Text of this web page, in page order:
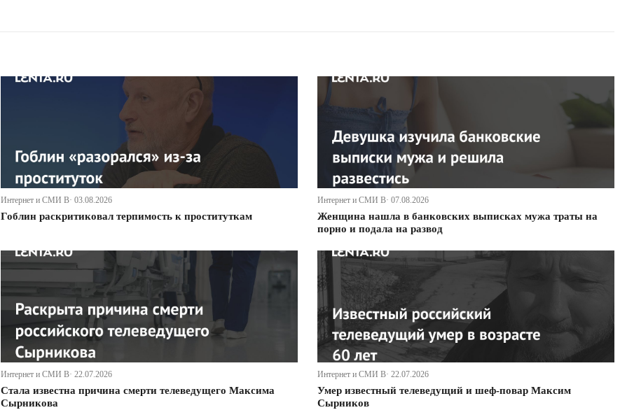
Интернет и СМИ В· 03.08.2026
Гоблин раскритиковал терпимость к проституткам
Интернет и СМИ В· 07.08.2026
Женщина нашла в банковских выписках мужа траты на
порно и подала на развод
Интернет и СМИ В· 22.07.2026
Стала известна причина смерти телеведущего Максима
Сырникова
Интернет и СМИ В· 22.07.2026
Умер известный телеведущий и шеф-повар Максим
Сырников